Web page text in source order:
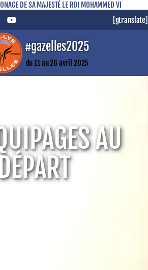
DE SA MAJESTÉ LE ROI MOHAMMED VI
YouTube [gtranslate]
#gazelles2025
du 11 au 26 avril 2025
AU